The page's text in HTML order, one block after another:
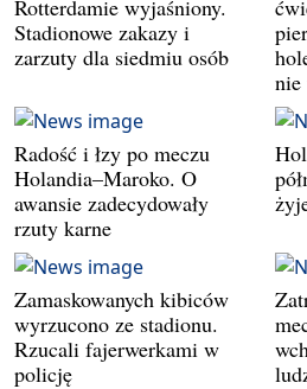
Rotterdamie wyjaśniony.
Stadionowe zakazy i
zarzuty dla siedmiu osób
nie
Radość i łzy po meczu
Holandia–Maroko. O
awansie zadecydowały
rzuty karne
Zamaskowanych kibiców
wyrzucono ze stadionu.
Rzucali fajerwerkami w
policję